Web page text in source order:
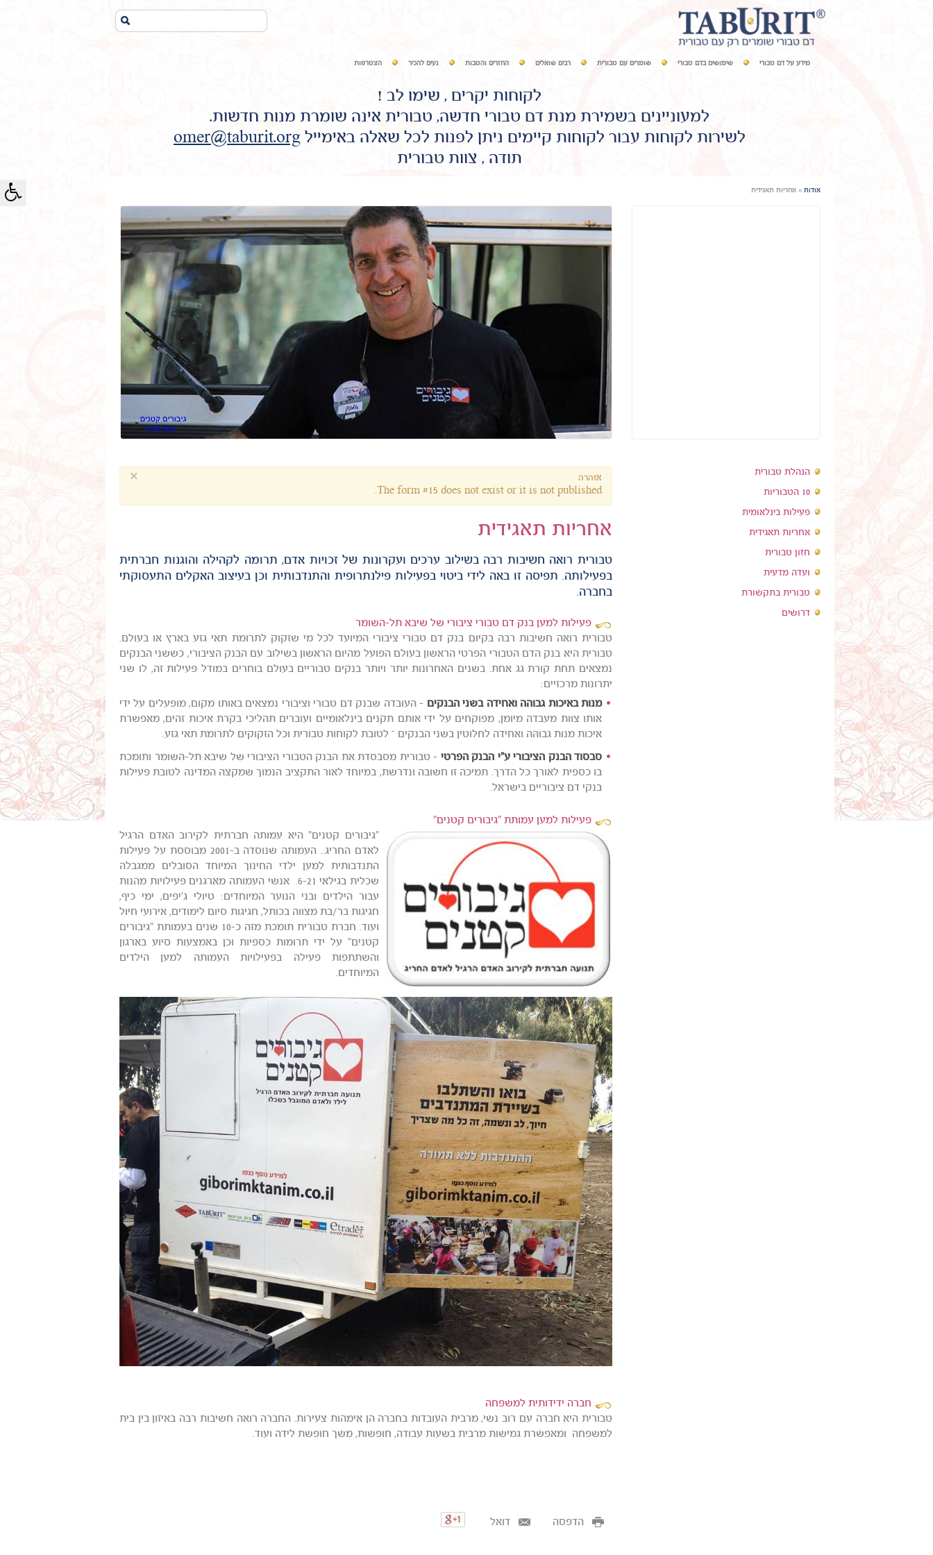
מידע על דם טבורי שימושים בדם טבורי שומרים עם טבורית רבים שואלים החזרים והטבות נעים להכיר הצטרפות
לקוחות יקרים , שימו לב !
למעוניינים בשמירת מנת דם טבורי חדשה, טבורית אינה שומרת מנות חדשות.
לשירות לקוחות עבור לקוחות קיימים ניתן לפנות לכל שאלה באימייל omer@taburit.org
תודה , צוות טבורית
אודות » אחריות תאגידית
הנהלת טבורית
10 הטבוריות
פעילות בינלאומית
אחריות תאגידית
חזון טבורית
ועדה מדעית
טבורית בתקשורת
דרושים
× אזהרה
The form #15 does not exist or it is not published.
אחריות תאגידית
טבורית רואה חשיבות רבה בשילוב ערכים ועקרונות של זכויות אדם, תרומה לקהילה והוגנות חברתית
בפעילותה. תפיסה זו באה לידי ביטוי בפעילות פילנתרופית והתנדבותית וכן בעיצוב האקלים התעסוקתי
בחברה.
פעילות למען בנק דם טבורי ציבורי של שיבא תל-השומר
טבורית רואה חשיבות רבה בקיום בנק דם טבורי ציבורי המיועד לכל מי שזקוק לתרומת תאי גזע בארץ או בעולם.
טבורית היא בנק הדם הטבורי הפרטי הראשון בעולם הפועל מהיום הראשון בשילוב עם הבנק הציבורי, כששני הבנקים
נמצאים תחת קורת גג אחת. בשנים האחרונות יותר ויותר בנקים טבוריים בעולם בוחרים במודל פעילות זה, לו שני
יתרונות מרכזיים:
מנות באיכות גבוהה ואחידה בשני הבנקים - העובדה שבנק דם טבורי וציבורי נמצאים באותו מקום, מופעלים על ידי
אותו צוות מעבדה מיומן, מפוקחים על ידי אותם תקנים בינלאומיים ועוברים תהליכי בקרת איכות זהים, מאפשרת
איכות מנות גבוהה ואחידה לחלוטין בשני הבנקים – לטובת לקוחות טבורית וכל הזקוקים לתרומת תאי גזע.
סבסוד הבנק הציבורי ע"י הבנק הפרטי - טבורית מסבסדת את הבנק הטבורי הציבורי של שיבא תל-השומר ותומכת
בו כספית לאורך כל הדרך. תמיכה זו חשובה ונדרשת, במיוחד לאור התקציב הנמוך שמקצה המדינה לטובת פעילות
בנקי דם ציבוריים בישראל.
פעילות למען עמותת "גיבורים קטנים"
"גיבורים קטנים" היא עמותה חברתית לקירוב האדם הרגיל
לאדם החריג.. העמותה שנוסדה ב-2001 מבוססת על פעילות
התנדבותית למען ילדי החינוך המיוחד הסובלים ממגבלה
שכלית בגילאי 6-21. אנשי העמותה מארגנים פעילויות מהנות
עבור הילדים ובני הנוער המיוחדים: טיולי ג'יפים, ימי כיף,
חגיגות בר/בת מצווה בכותל, חגיגות סיום לימודים, אירועי חיול
ועוד. חברת טבורית תומכת מזה כ-10 שנים בעמותת "גיבורים
קטנים" על ידי תרומות כספיות וכן באמצעות סיוע בארגון
והשתתפות פעילה בפעילויות העמותה למען הילדים
המיוחדים.
חברה ידידותית למשפחה
טבורית היא חברה עם רוב נשי, מרבית העובדות בחברה הן אימהות צעירות. החברה רואה חשיבות רבה באיזון בין בית
למשפחה ומאפשרת גמישות מרבית בשעות עבודה, חופשות, משך חופשת לידה ועוד.
הדפסה דואל